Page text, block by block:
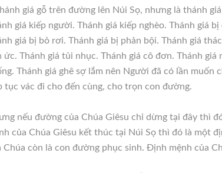
giá gỗ trên đường lên Núi Sọ, nhưng là thánh
giá kiếp người. Thánh giá kiếp nghèo. Thánh giá
giá bị bỏ rơi. Thánh giá bị phản bội. Thánh giá
ức. Thánh giá tủi nhục. Thánh giá cô đơn. Thánh giá
Thánh giá ghê sợ lắm nên Người đã có lần
tục vác đi cho đến cùng, cho trọn con đường.
nếu đường của Chúa Giêsu chỉ dừng tại đây thì
của Chúa Giêsu kết thúc tại Núi Sọ thì đó là một
Chúa còn là con đường phục sinh. Định mệnh của